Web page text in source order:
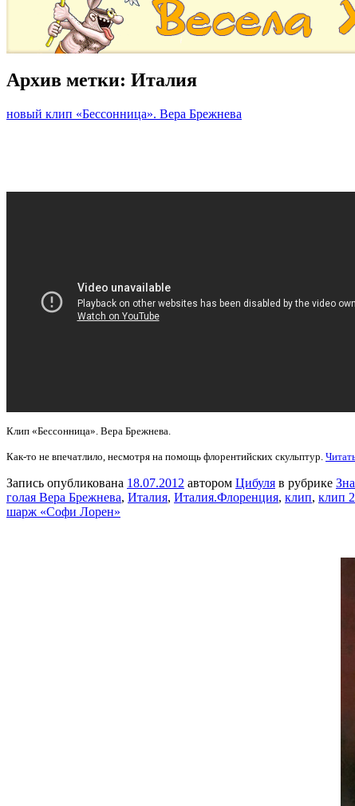
Архив метки: Италия
новый клип «Бессонница». Вера Брежнева
Клип «Бессонница». Вера Брежнева.
Как-то не впечатлило, несмотря на помощь флорентийских скульптур.
Запись опубликована 18.07.2012 автором Цибуля в рубрике
голая Вера Брежнева, Италия, Италия.Флоренция, клип, клип
шарж «Софи Лорен»